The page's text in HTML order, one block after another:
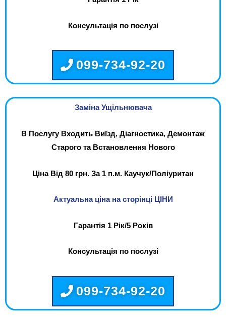
Консультація по послузі
099-734-92-20
Заміна Ущільнювача
В Послугу Входить Виїзд, Діагностика, Демонтаж
Старого та Встановлення Нового
Ціна Від 80 грн. За 1 п.м. Каучук/Поліуритан
Актуальна ціна на сторінці ЦІНИ
Гарантія 1 Рік/5 Років
Консультація по послузі
099-734-92-20